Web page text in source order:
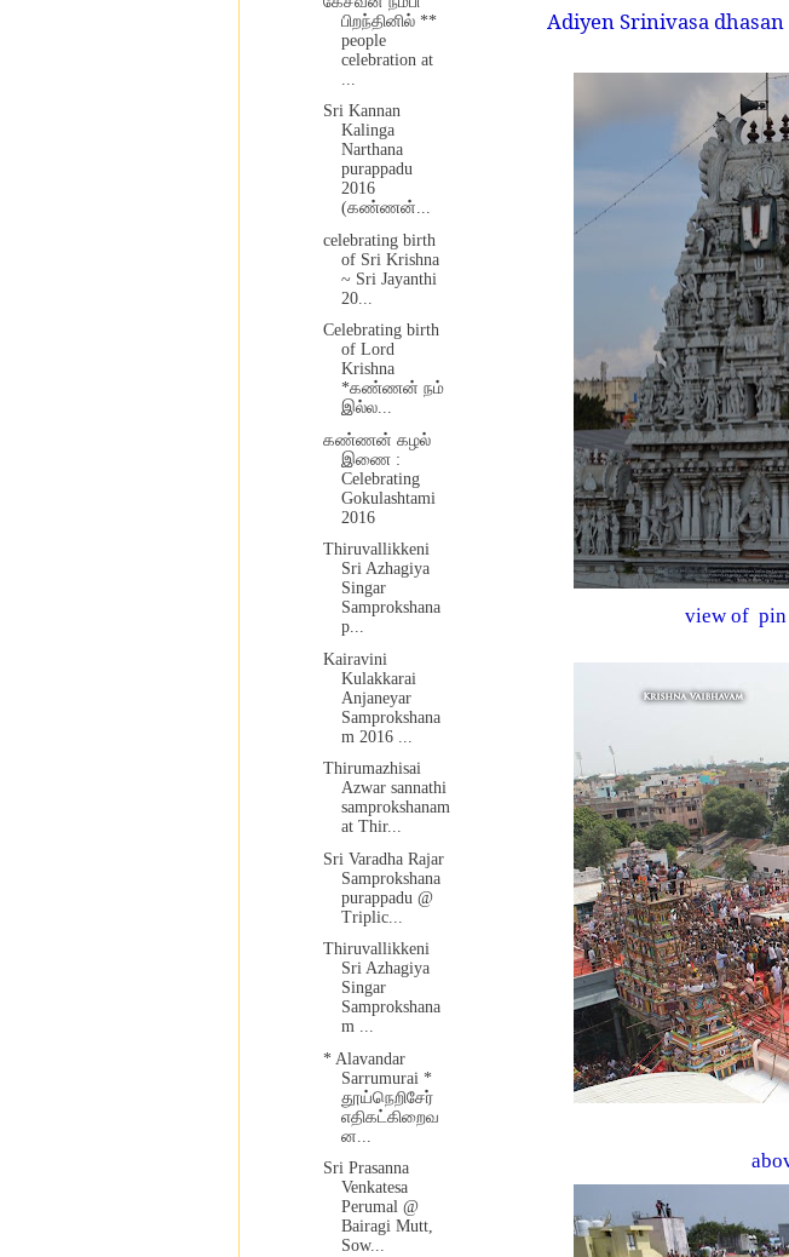
Adiyen Srinivasa dhasan
view of pin
பிறந்தினில் **
people
celebration at
Sri Kannan
Kalinga
Narthana
purappadu
2016
(கண்ணன்...
celebrating birth
of Sri Krishna
~ Sri Jayanthi
20...
Celebrating birth
of Lord
Krishna
*கண்ணன் நம்
இல்ல...
கண்ணன் கழல்
இணை :
Celebrating
Gokulashtami
2016
Thiruvallikkeni
Sri Azhagiya
Singar
Samprokshana
p...
Kairavini
Kulakkarai
Anjaneyar
Samprokshana
m 2016 ...
Thirumazhisai
Azwar sannathi
samprokshanam
at Thir...
Sri Varadha Rajar
Samprokshana
purappadu @
Triplic...
Thiruvallikkeni
Sri Azhagiya
Singar
Samprokshana
m ...
* Alavandar
Sarrumurai *
தூய்நெறிசேர்
எதிகட்கிறைவ
ன...
Sri Prasanna
Venkatesa
Perumal @
Bairagi Mutt,
Sow...